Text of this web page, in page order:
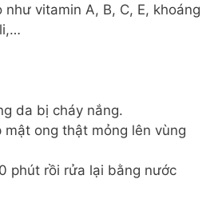
vitamin A, B, C, E, khoáng
da bị cháy nắng.
mật ong thật mỏng lên vùng
phút rồi rửa lại bằng nước